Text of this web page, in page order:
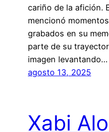
cariño de la afición.
mencionó
grabados en su
parte de su
imagen levantando…
agosto 13, 2025
Xabi